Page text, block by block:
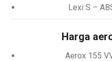
Lexi S –
Harga
Aerox 155